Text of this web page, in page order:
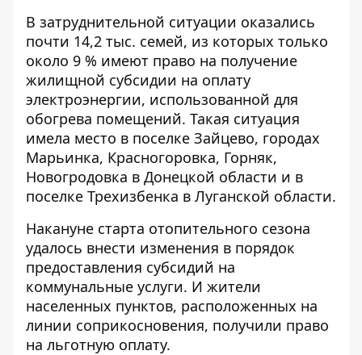
В затруднительной ситуации оказались
почти 14,2 тыс. семей, из которых только
около 9 % имеют право на получение
жилищной субсидии на оплату
электроэнергии, использованной для
обогрева помещений. Такая ситуация
имела место в поселке Зайцево, городах
Марьинка, Красногоровка, Горняк,
Новогродовка в Донецкой области и в
поселке Трехизбенка в Луганской области.
Накануне старта отопительного сезона
удалось внести изменения в порядок
предоставления субсидий на
коммунальные услуги. И жители
населенных пунктов, расположенных на
линии соприкосновения, получили право
на льготную оплату.